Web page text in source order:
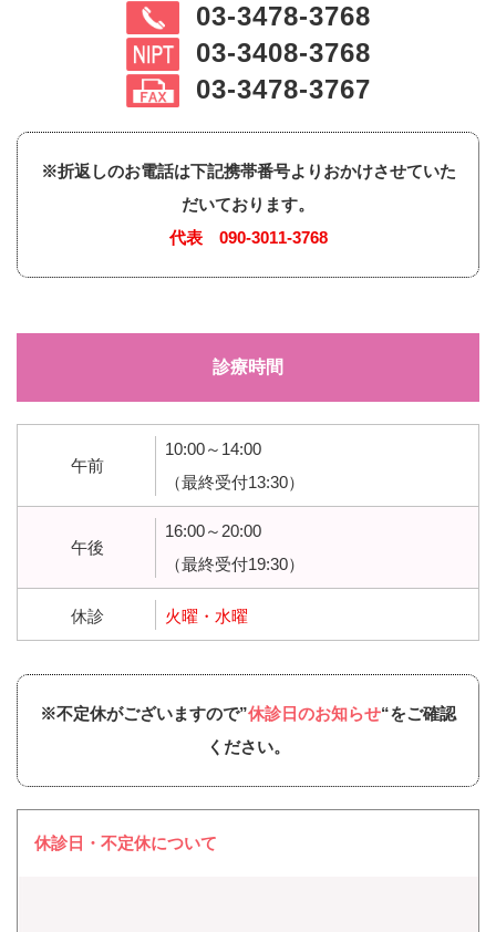
03-3478-3768
03-3408-3768
03-3478-3767
※折返しのお電話は下記携帯番号よりおかけさせていた
だいております。
代表 090-3011-3768
診療時間
午前
10:00～14:00
（最終受付13:30）
午後
16:00～20:00
（最終受付19:30）
休診 火曜・水曜
※不定休がございますので”休診日のお知らせ“をご確認
ください。
休診日・不定休について